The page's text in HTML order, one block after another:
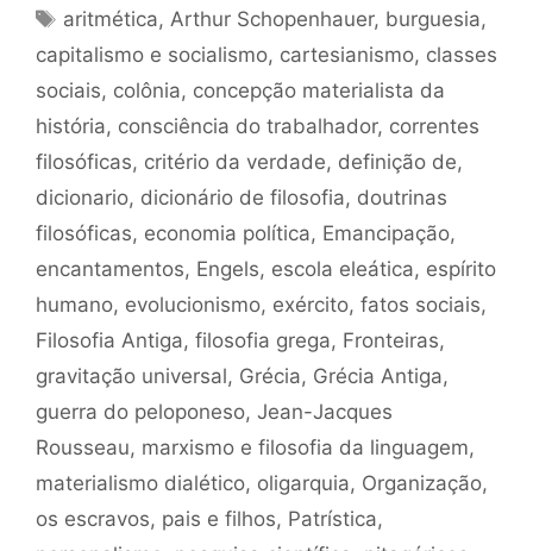
Tags
aritmética, Arthur Schopenhauer, burguesia,
capitalismo e socialismo, cartesianismo, classes
sociais, colônia, concepção materialista da
história, consciência do trabalhador, correntes
filosóficas, critério da verdade, definição de,
dicionario, dicionário de filosofia, doutrinas
filosóficas, economia política, Emancipação,
encantamentos, Engels, escola eleática, espírito
humano, evolucionismo, exército, fatos sociais,
Filosofia Antiga, filosofia grega, Fronteiras,
gravitação universal, Grécia, Grécia Antiga,
guerra do peloponeso, Jean-Jacques
Rousseau, marxismo e filosofia da linguagem,
materialismo dialético, oligarquia, Organização,
os escravos, pais e filhos, Patrística,